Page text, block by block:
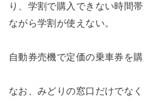
り、学割で購入できない時間
ながら学割が使えない。
自動券売機で定価の乗車券を購
なお、みどりの窓口だけでな